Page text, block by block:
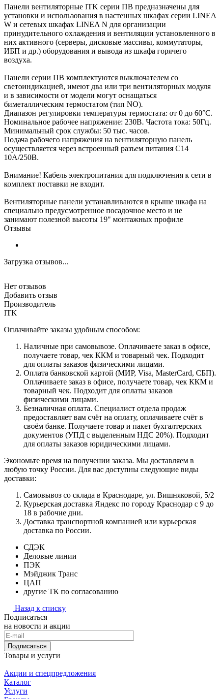
Панели вентиляторные ITK серии ПВ предназначены для
установки и использования в настенных шкафах серии LINEA
W и сетевых шкафах LINEA N для организации
принудительного охлаждения и вентиляции установленного в
них активного (серверы, дисковые массивы, коммутаторы,
ИБП и др.) оборудования и вывода из шкафа горячего
воздуха.
Панели серии ПВ комплектуются выключателем со
светоиндикацией, имеют два или три вентиляторных модуля
и в зависимости от модели могут оснащаться
биметаллическим термостатом (тип NO).
Диапазон регулировки температуры термостата: от 0 до 60°С.
Номинальное рабочее напряжение: 230В. Частота тока: 50Гц.
Минимальный срок службы: 50 тыс. часов.
Подача рабочего напряжения на вентиляторную панель
осуществляется через встроенный разъем питания С14
10А/250В.
Внимание! Кабель электропитания для подключения к сети в
комплект поставки не входит.
Вентиляторные панели устанавливаются в крыше шкафа на
специально предусмотренное посадочное место и не
занимают полезной высоты 19" монтажных профиле
Отзывы
Загрузка отзывов...
Нет отзывов
Добавить отзыв
Производитель
ITK
Оплачивайте заказы удобным способом:
Наличные при самовывозе. Оплачиваете заказ в офисе,
получаете товар, чек ККМ и товарный чек. Подходит
для оплаты заказов физическими лицами.
Оплата банковской картой (МИР, Visa, MasterCard, СБП).
Оплачиваете заказ в офисе, получаете товар, чек ККМ и
товарный чек. Подходит для оплаты заказов
физическими лицами.
Безналичная оплата. Специалист отдела продаж
предоставляет вам счёт на оплату, оплачиваете счёт в
своём банке. Получаете товар и пакет бухгалтерских
документов (УПД с выделенным НДС 20%). Подходит
для оплаты заказов юридическими лицами.
Экономьте время на получении заказа. Мы доставляем в
любую точку России. Для вас доступны следующие виды
доставки:
Самовывоз со склада в Краснодаре, ул. Вишняковой, 5/2
Курьерская доставка Яндекс по городу Краснодар с 9 до
18 в рабочие дни.
Доставка транспортной компанией или курьерская
доставка по России.
СДЭК
Деловые линии
ПЭК
Мэйджик Транс
ЦАП
другие ТК по согласованию
Назад к списку
Подписаться
на новости и акции
Подписаться
Товары и услуги
Акции и спецпредложения
Каталог
Услуги